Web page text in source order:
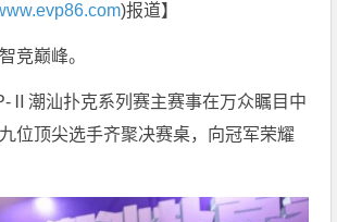
)报道】
竞巅峰。
Ⅱ潮汕扑克系列赛主赛事在万众瞩目中
位顶尖选手齐聚决赛桌，向冠军荣耀